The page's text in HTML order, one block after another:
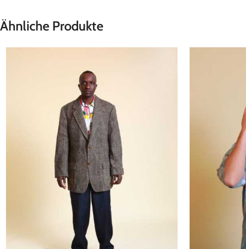
Ähnliche Produkte